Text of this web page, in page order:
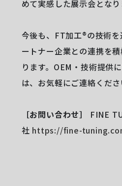
めて実感した展示会となり
今後も、FT加工®︎の技術
ートナー企業との連携を
ります。OEM・技術提供
は、お気軽にご連絡くださ
［お問い合わせ］
FINE
社 https://fine-